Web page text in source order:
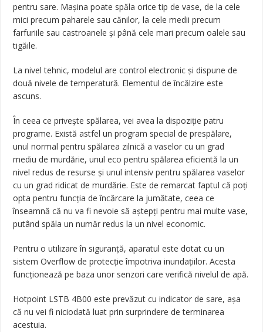
pentru sare. Mașina poate spăla orice tip de vase, de la cele
mici precum paharele sau cănilor, la cele medii precum
farfuriile sau castroanele și până cele mari precum oalele sau
tigăile.
La nivel tehnic, modelul are control electronic și dispune de
două nivele de temperatură. Elementul de încălzire este
ascuns.
În ceea ce privește spălarea, vei avea la dispoziție patru
programe. Există astfel un program special de prespălare,
unul normal pentru spălarea zilnică a vaselor cu un grad
mediu de murdărie, unul eco pentru spălarea eficientă la un
nivel redus de resurse și unul intensiv pentru spălarea vaselor
cu un grad ridicat de murdărie. Este de remarcat faptul că poți
opta pentru funcția de încărcare la jumătate, ceea ce
înseamnă că nu va fi nevoie să aștepți pentru mai multe vase,
putând spăla un număr redus la un nivel economic.
Pentru o utilizare în siguranță, aparatul este dotat cu un
sistem Overflow de protecție împotriva inundațiilor. Acesta
funcționează pe baza unor senzori care verifică nivelul de apă.
Hotpoint LSTB 4B00 este prevăzut cu indicator de sare, așa
că nu vei fi niciodată luat prin surprindere de terminarea
acestuia.